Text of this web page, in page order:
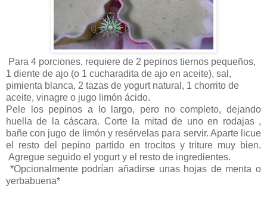
Para 4 porciones, requiere de 2 pepinos tiernos pequeños,
1 diente de ajo (o 1 cucharadita de ajo en aceite), sal,
pimienta blanca, 2 tazas de yogurt natural, 1 chorrito de
aceite, vinagre o jugo limón ácido.
Pele los pepinos a lo largo, pero no completo, dejando
huella de la cáscara. Corte la mitad de uno en rodajas ,
bañe con jugo de limón y resérvelas para servir. Aparte licue
el resto del pepino partido en trocitos y triture muy bien.
Agregue seguido el yogurt y el resto de ingredientes.
*Opcionalmente podrían añadirse unas hojas de menta o
yerbabuena*